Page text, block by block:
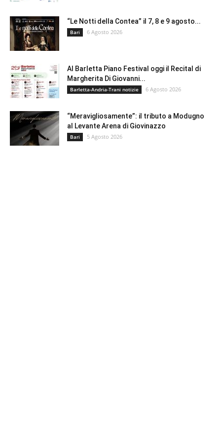
“Le Notti della Contea” il 7, 8 e 9 agosto...
Bari 6 Agosto 2026
Al Barletta Piano Festival oggi il Recital di
Margherita Di Giovanni...
Barletta-Andria-Trani notizie 6 Agosto 2026
“Meravigliosamente”: il tributo a Modugno
al Levante Arena di Giovinazzo
Bari 5 Agosto 2026